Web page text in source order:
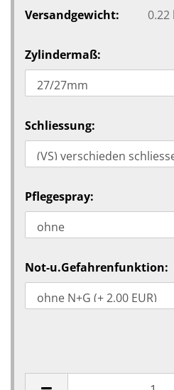
Versandgewicht: 0.22
Zylindermaß:
Schliessung:
Pflegespray:
Not-u.Gefahrenfunktion: